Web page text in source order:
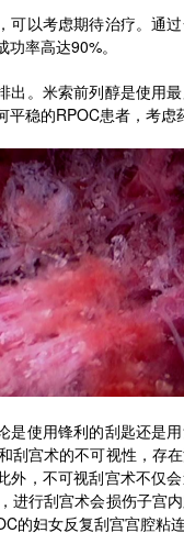
可以考虑期待治疗。通
率高达90%。
出。米索前列醇是使用
稳的RPOC患者，考虑
是使用锋利的刮匙还是
刮宫术的不可视性，存
外，不可视刮宫术不仅
进行刮宫术会损伤子宫
的妇女反复刮宫宫腔粘